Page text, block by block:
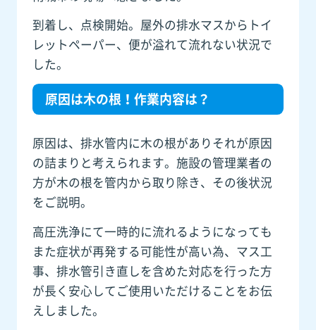
到着し、点検開始。屋外の排水マスからトイ
レットペーパー、便が溢れて流れない状況で
した。
原因は木の根！作業内容は？
原因は、排水管内に木の根がありそれが原因
の詰まりと考えられます。施設の管理業者の
方が木の根を管内から取り除き、その後状況
をご説明。
高圧洗浄にて一時的に流れるようになっても
また症状が再発する可能性が高い為、マス工
事、排水管引き直しを含めた対応を行った方
が長く安心してご使用いただけることをお伝
えしました。